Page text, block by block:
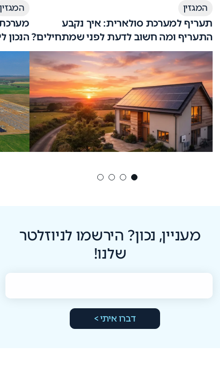
המגזין
תעריף למערכת סולארית: איך נקבע
התעריף ומה חשוב לדעת לפני שמתחילים?
המגזין
הנכון
מעניין, נכון? הירשמו לניוזלטר
שלנו!
דברו איתי >